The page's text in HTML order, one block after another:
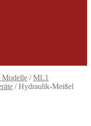
Modelle /ML1
/Hydraulik-Meißel